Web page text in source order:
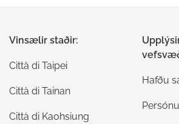
Vinsælir staðir:
Città di Taipei
Città di Tainan
Città di Kaohsiung
Hafðu